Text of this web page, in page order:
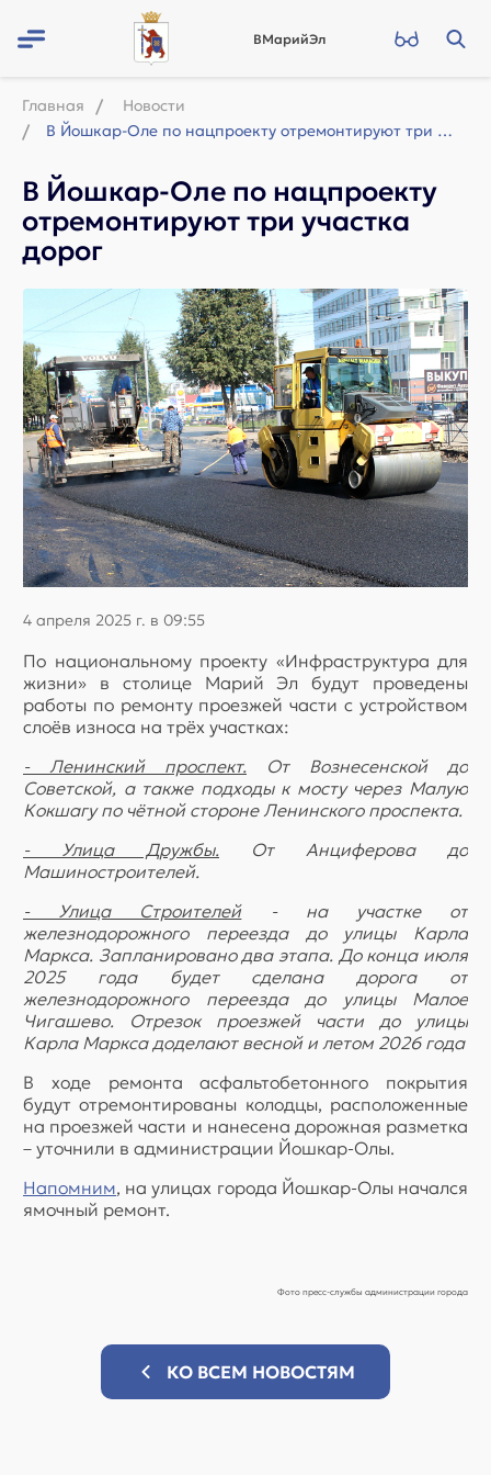
ВМарийЭл
Главная
Новости
В Йошкар-Оле по нацпроекту отремонтируют три участка дорог
В Йошкар-Оле по нацпроекту
отремонтируют три участка
дорог
4 апреля 2025 г. в 09:55
По национальному проекту «Инфраструктура для
жизни» в столице Марий Эл будут проведены
работы по ремонту проезжей части с устройством
слоёв износа на трёх участках:
- Ленинский проспект. От Вознесенской до
Советской, а также подходы к мосту через Малую
Кокшагу по чётной стороне Ленинского проспекта.
- Улица Дружбы. От Анциферова до
Машиностроителей.
- Улица Строителей- на участке от
железнодорожного переезда до улицы Карла
Маркса. Запланировано два этапа. До конца июля
2025 года будет сделана дорога от
железнодорожного переезда до улицы Малое
Чигашево. Отрезок проезжей части до улицы
Карла Маркса доделают весной и летом 2026 года
В ходе ремонта асфальтобетонного покрытия
будут отремонтированы колодцы, расположенные
на проезжей части и нанесена дорожная разметка
– уточнили в администрации Йошкар-Олы.
Напомним, на улицах города Йошкар-Олы начался
ямочный ремонт.
Фото пресс-службы администрации города
КО ВСЕМ НОВОСТЯМ